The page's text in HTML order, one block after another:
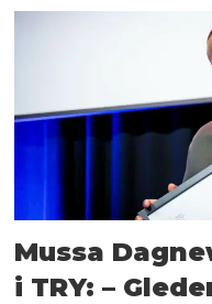
Mussa
i TRY: –